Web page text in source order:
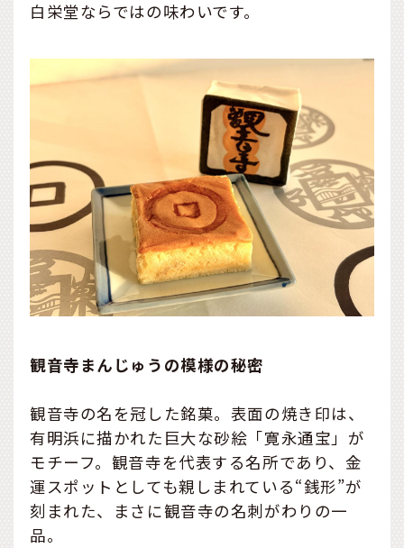
白栄堂ならではの味わいです。
観音寺まんじゅうの模様の秘密
観音寺の名を冠した銘菓。表面の焼き印は、
有明浜に描かれた巨大な砂絵「寛永通宝」が
モチーフ。観音寺を代表する名所であり、金
運スポットとしても親しまれている“銭形”が
刻まれた、まさに観音寺の名刺がわりの一
品。